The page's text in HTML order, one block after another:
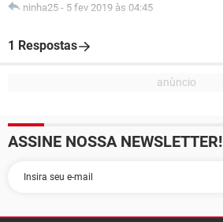
ninha25 - 5 fev 2019 às 04:45
1 Respostas
ASSINE NOSSA NEWSLETTER!